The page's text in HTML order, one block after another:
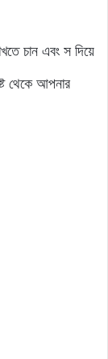
চান এবং স দিয়ে
থেকে আপনার